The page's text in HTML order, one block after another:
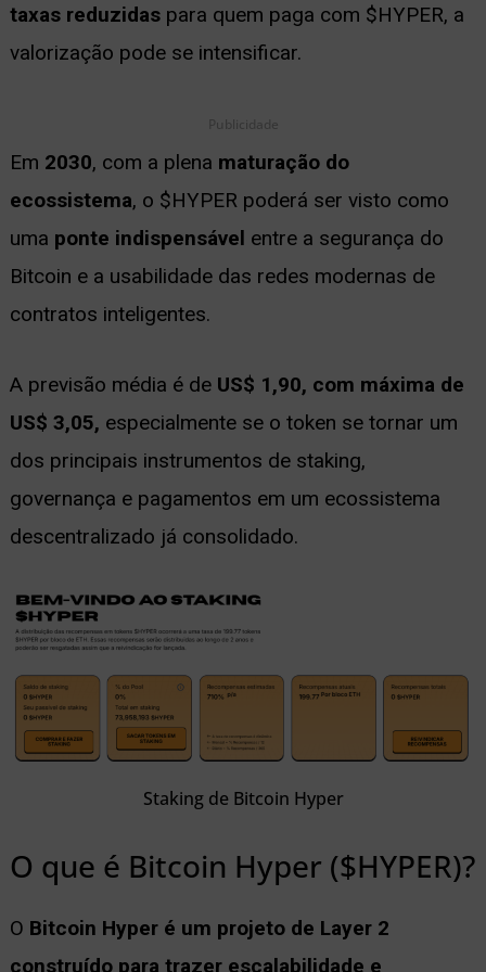
taxas reduzidaspara quem paga com $HYPER, a
valorização pode se intensificar.
Publicidade
Em 2030, com a plena maturação do
ecossistema, o $HYPER poderá ser visto como
uma ponte indispensável entre a segurança do
Bitcoin e a usabilidade das redes modernas de
contratos inteligentes.
A previsão média é deUS$ 1,90, com máxima de
US$ 3,05, especialmente se o token se tornar um
dos principais instrumentos de staking,
governança e pagamentos em um ecossistema
descentralizado já consolidado.
Staking de Bitcoin Hyper
O que é Bitcoin Hyper ($HYPER)?
O Bitcoin Hyper é um projeto de Layer 2
construído para trazer escalabilidade e